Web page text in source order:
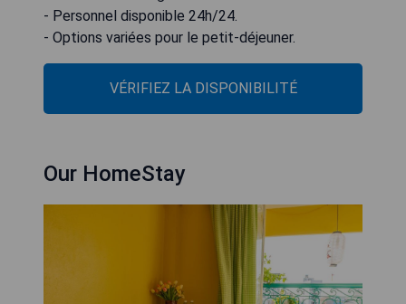
- Personnel disponible 24h/24.
- Options variées pour le petit-déjeuner.
VÉRIFIEZ LA DISPONIBILITÉ
Our HomeStay